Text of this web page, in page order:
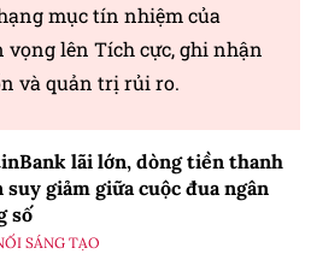
mục tín nhiệm của
vọng lên Tích cực, ghi nhận
và quản trị rủi ro.
lãi lớn, dòng tiền thanh
suy giảm giữa cuộc đua ngân
số
SÁNG TẠO